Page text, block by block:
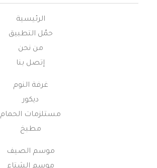
الرئيسية
حمّل التطبيق
من نحن
إتصل بنا
غرفة النوم
ديكور
مستلزمات الحمام
مطبخ
موسم الصيف
موسم الشتاء